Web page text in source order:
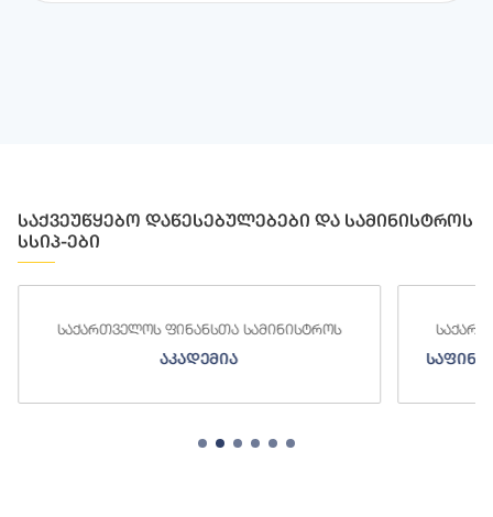
საქვეუწყებო დაწესებულებები და სამინისტროს
სსიპ-ები
საქართველოს ფინანსთა სამინისტროს
აკადემია